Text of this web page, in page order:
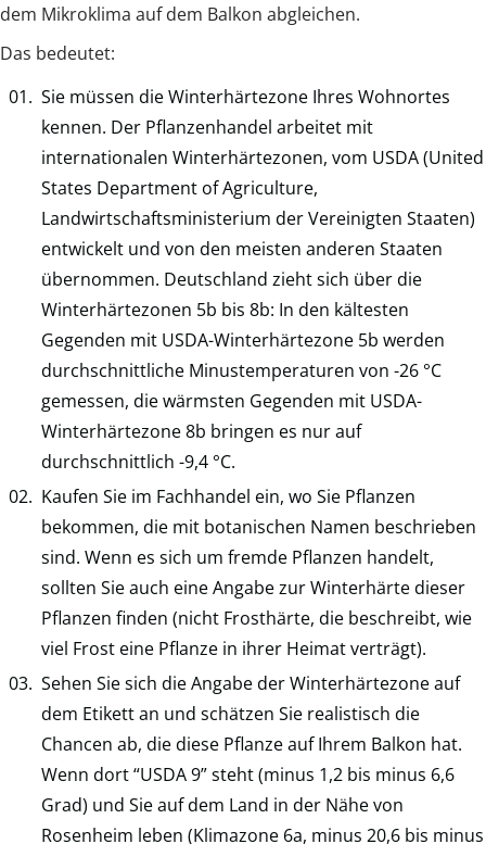
dem Mikroklima auf dem Balkon abgleichen.
Das bedeutet:
Sie müssen die Winterhärtezone Ihres Wohnortes
kennen. Der Pflanzenhandel arbeitet mit
internationalen Winterhärtezonen, vom USDA (United
States Department of Agriculture,
Landwirtschaftsministerium der Vereinigten Staaten)
entwickelt und von den meisten anderen Staaten
übernommen. Deutschland zieht sich über die
Winterhärtezonen 5b bis 8b: In den kältesten
Gegenden mit USDA-Winterhärtezone 5b werden
durchschnittliche Minustemperaturen von -26 °C
gemessen, die wärmsten Gegenden mit USDA-
Winterhärtezone 8b bringen es nur auf
durchschnittlich -9,4 °C.
Kaufen Sie im Fachhandel ein, wo Sie Pflanzen
bekommen, die mit botanischen Namen beschrieben
sind. Wenn es sich um fremde Pflanzen handelt,
sollten Sie auch eine Angabe zur Winterhärte dieser
Pflanzen finden (nicht Frosthärte, die beschreibt, wie
viel Frost eine Pflanze in ihrer Heimat verträgt).
Sehen Sie sich die Angabe der Winterhärtezone auf
dem Etikett an und schätzen Sie realistisch die
Chancen ab, die diese Pflanze auf Ihrem Balkon hat.
Wenn dort “USDA 9” steht (minus 1,2 bis minus 6,6
Grad) und Sie auf dem Land in der Nähe von
Rosenheim leben (Klimazone 6a, minus 20,6 bis minus